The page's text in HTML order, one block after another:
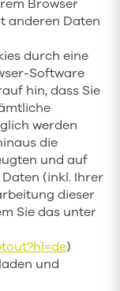
Browser
anderen Daten
durch eine
Software
hin, dass Sie
werden
die
und auf
(inkl. Ihrer
dieser
Sie das unter
)
und